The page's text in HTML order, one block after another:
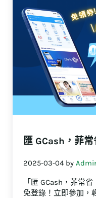
匯 GCash，菲常
2025-03-04 by
「匯 GCash，菲常
免登錄！立即參加，